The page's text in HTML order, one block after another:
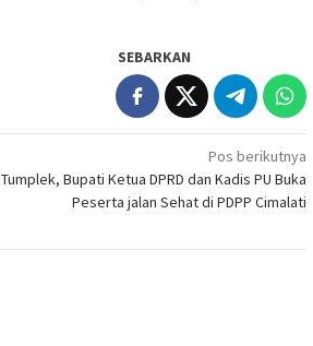
SEBARKAN
Pos berikutnya
Tumplek, Bupati Ketua DPRD dan Kadis PU Buka
Peserta jalan Sehat di PDPP Cimalati